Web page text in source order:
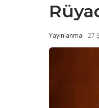
Yayınlanma: 27